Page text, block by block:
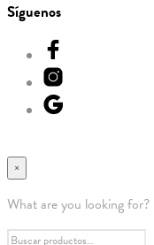
Síguenos
×
What are you looking for?